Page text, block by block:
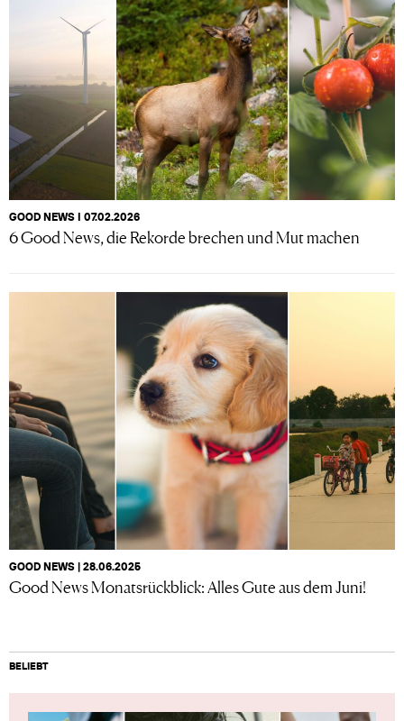
GOOD NEWS I 07.02.2026
6 Good News, die Rekorde brechen und Mut machen
GOOD NEWS | 28.06.2025
Good News Monatsrückblick: Alles Gute aus dem Juni!
BELIEBT